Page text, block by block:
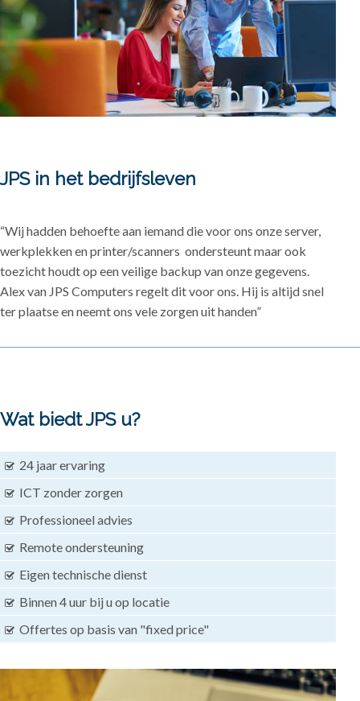
JPS in het bedrijfsleven
“Wij hadden behoefte aan iemand die voor ons onze server,
werkplekken en printer/scanners ondersteunt maar ook
toezicht houdt op een veilige backup van onze gegevens.
Alex van JPS Computers regelt dit voor ons. Hij is altijd snel
ter plaatse en neemt ons vele zorgen uit handen”
Wat biedt JPS u?
24 jaar ervaring
ICT zonder zorgen
Professioneel advies
Remote ondersteuning
Eigen technische dienst
Binnen 4 uur bij u op locatie
Offertes op basis van "fixed price"